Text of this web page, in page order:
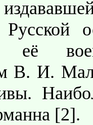
Русской
её
В. И.
[2].